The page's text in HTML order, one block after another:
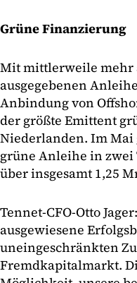
Grüne Finanzierung
Mit mittlerweile mehr
ausgegebenen
Anbindung von
der größte Emittent
Niederlanden. Im Mai
grüne Anleihe in zwei
über insgesamt 1,25
Tennet-CFO-Otto
ausgewiesene
uneingeschränkten
Fremdkapitalmarkt.